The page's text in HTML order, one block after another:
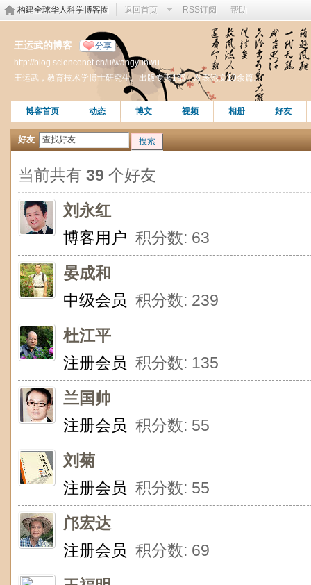
构建全球华人科学博客圈 返回首页 RSS订阅 帮助
王运武的博客 分享
http://blog.sciencenet.cn/u/wangyunwu
王运武，教育技术学博士研究生。出版专著1部，发表论文10余篇。
博客首页 动态 博文 视频 相册 好友
好友 搜索
当前共有 39 个好友
刘永红
博客用户 积分数: 63
晏成和
中级会员 积分数: 239
杜江平
注册会员 积分数: 135
兰国帅
注册会员 积分数: 55
刘菊
注册会员 积分数: 55
邝宏达
注册会员 积分数: 69